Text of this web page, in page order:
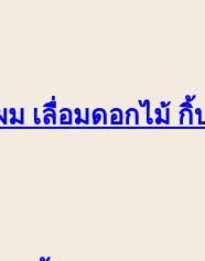
ม เลื่อมดอกไม้